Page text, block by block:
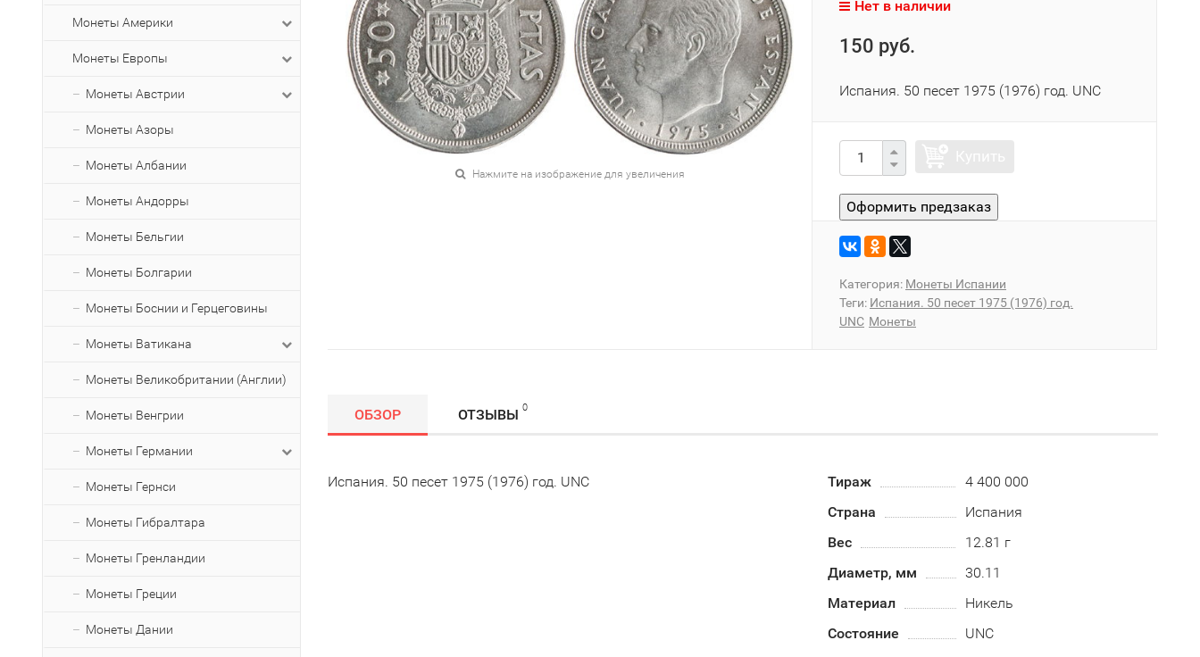
Монеты Америки
Монеты Европы
Монеты Австрии
Монеты Азоры
Монеты Албании
Монеты Андорры
Монеты Бельгии
Монеты Болгарии
Монеты Боснии и Герцеговины
Монеты Ватикана
Монеты Великобритании (Англии)
Монеты Венгрии
Монеты Германии
Монеты Гернси
Монеты Гибралтара
Монеты Гренландии
Монеты Греции
Монеты Дании
Нажмите на изображение для увеличения
Нет в наличии
150 руб.
Испания. 50 песет 1975 (1976) год. UNC
Категория: Монеты Испании
Теги: Испания. 50 песет 1975 (1976) год.
UNC Монеты
ОБЗОР ОТЗЫВЫ 0
Испания. 50 песет 1975 (1976) год. UNC Тираж
4 400 000
Страна
Испания
Вес
12.81 г
Диаметр, мм
30.11
Материал
Никель
Состояние
UNC